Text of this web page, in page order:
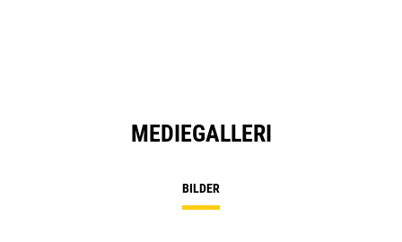
MEDIEGALLERI
BILDER